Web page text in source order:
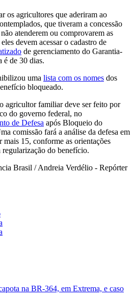
os agricultores que aderiram ao
que tiveram a concessão
atenderem ou comprovarem as
devem acessar o cadastro de
de gerenciamento do Garantia-
é de 30 dias.
uma lista com os nomes dos
bloqueado.
agricultor familiar deve ser feito por
do governo federal, no
de Defesa após Bloqueio do
comissão fará a análise da defesa em
mais 15, conforme as orientações
regularização do benefício.
Brasil / Andreia Verdélio - Repórter